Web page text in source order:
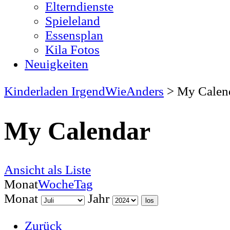
Elterndienste
Spieleland
Essensplan
Kila Fotos
Neuigkeiten
Kinderladen IrgendWieAnders > My
My Calendar
Ansicht als Liste
MonatWocheTag
Monat
Jahr
Zurück